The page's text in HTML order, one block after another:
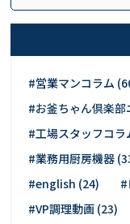
#営業マンコラム
#お釜ちゃん倶楽部
#工場スタッフコラ
#業務用厨房機器
#english (24)
#
#VP調理動画 (23)